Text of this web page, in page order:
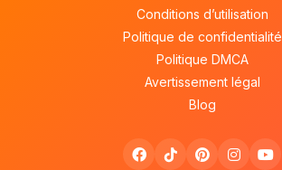
Conditions d’utilisation
Politique de confidentialité
Politique DMCA
Avertissement légal
Blog